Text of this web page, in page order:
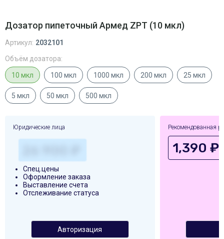
Дозатор пипеточный Армед ZPT (10 мкл)
Артикул: 2032101
Объём дозатора:
10 мкл 100 мкл 1000 мкл 200 мкл 25 мкл
5 мкл 50 мкл 500 мкл
Юридические лица
Спец.цены
Оформление заказа
Выставление счета
Отслеживание статуса
Авторизация
Рекомендованная
1,390 ₽